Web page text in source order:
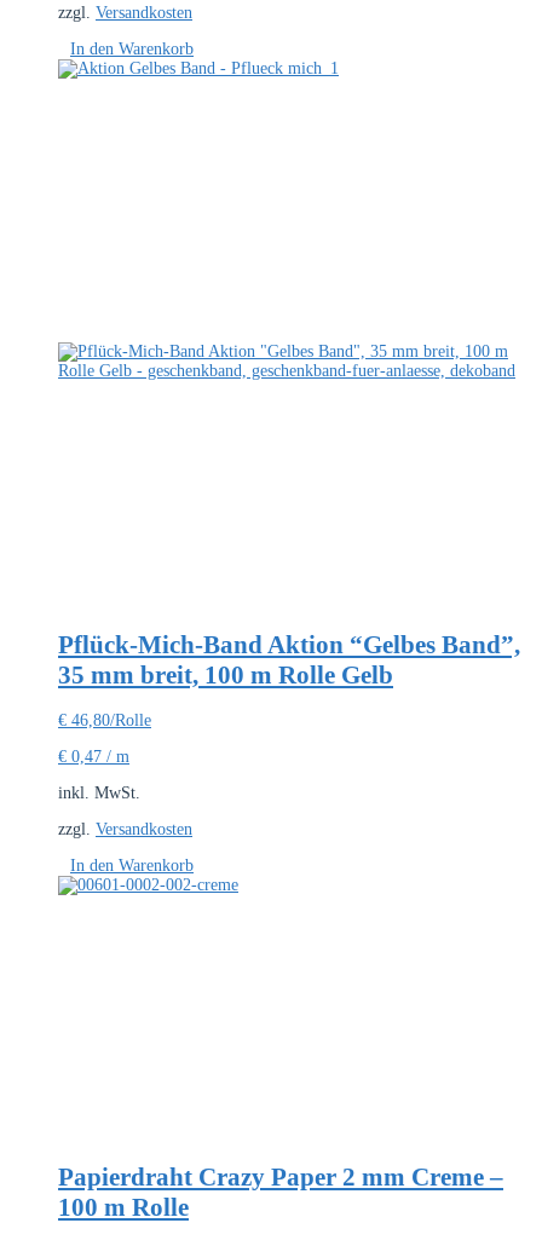
zzgl. Versandkosten
In den Warenkorb
Pflück-Mich-Band Aktion “Gelbes Band”,
35 mm breit, 100 m Rolle Gelb
€ 46,80/Rolle
€ 0,47 / m
inkl. MwSt.
zzgl. Versandkosten
In den Warenkorb
Papierdraht Crazy Paper 2 mm Creme –
100 m Rolle